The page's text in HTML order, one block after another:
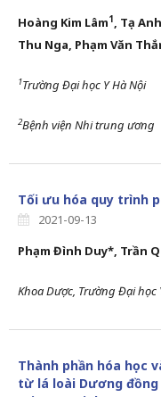
Hoàng Kim Lâm1 , Tạ
Thu Nga, Phạm Văn
1Trường Đại học Y Hà Nội
2Bệnh viện Nhi trung ương
Tối ưu hóa quy trình
2021-09-13
Phạm Đình Duy*, Trần
Khoa Dược, Trường Đại học
Thành phần hóa học
từ lá loài Dương đồng